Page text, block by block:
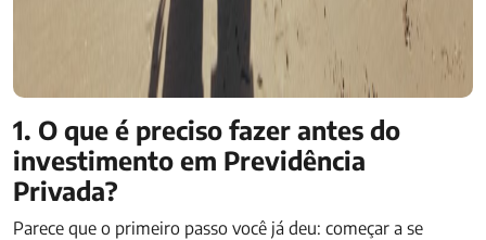
1. O que é preciso fazer antes do
investimento em Previdência
Privada?
Parece que o primeiro passo você já deu: começar a se